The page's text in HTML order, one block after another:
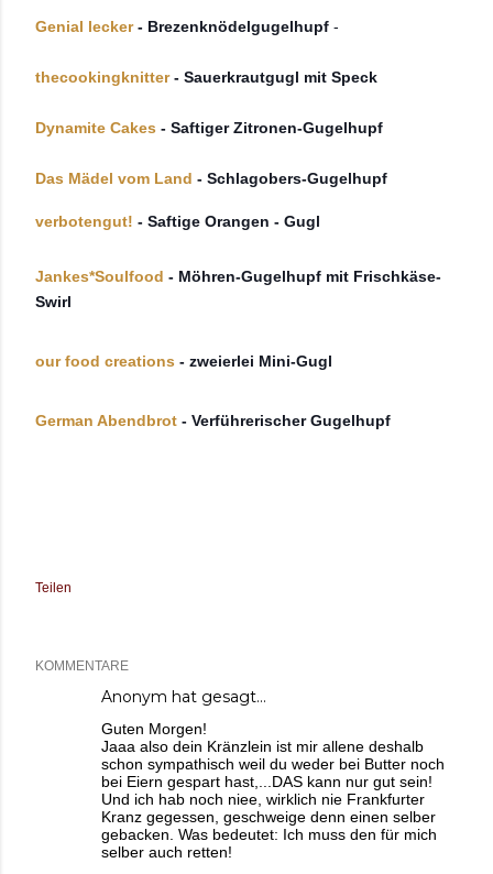
Genial lecker- Brezenknödelgugelhupf -
thecookingknitter- Sauerkrautgugl mit Speck
Dynamite Cakes - Saftiger Zitronen-Gugelhupf
Das Mädel vom Land - Schlagobers-Gugelhupf
verbotengut! - Saftige Orangen - Gugl
Jankes*Soulfood - Möhren-Gugelhupf mit Frischkäse-
Swirl
our food creations - zweierlei Mini-Gugl
German Abendbrot - Verführerischer Gugelhupf
Teilen
KOMMENTARE
Anonym hat gesagt…
Guten Morgen!
Jaaa also dein Kränzlein ist mir allene deshalb
schon sympathisch weil du weder bei Butter noch
bei Eiern gespart hast,...DAS kann nur gut sein!
Und ich hab noch niee, wirklich nie Frankfurter
Kranz gegessen, geschweige denn einen selber
gebacken. Was bedeutet: Ich muss den für mich
selber auch retten!